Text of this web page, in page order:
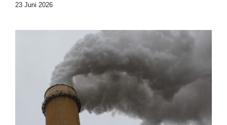
23 Juni 2026